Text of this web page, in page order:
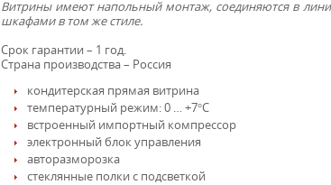
Витрины имеют напольный монтаж, соединяются в
шкафами в том же стиле.
Срок гарантии – 1 год.
Страна производства – Россия
кондитерская прямая витрина
температурный режим: 0 … +7°С
встроенный импортный компрессор
электронный блок управления
авторазморозка
стеклянные полки с подсветкой